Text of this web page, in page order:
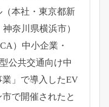
本社・東京都新
奈川県横浜市）
）中小企業・
公共交通向け中
」で導入したEV
で開催されたと